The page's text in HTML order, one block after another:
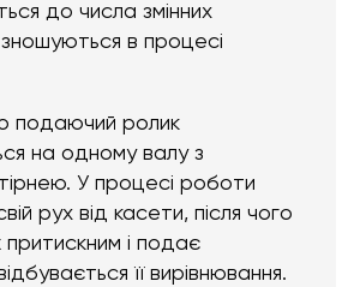
до числа змінних
зношуються в процесі
подаючий ролик
на одному валу з
У процесі роботи
рух від касети, після чого
і подає
її вирівнювання.